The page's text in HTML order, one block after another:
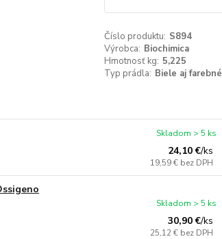
Číslo produktu: S894
Výrobca: Biochimica
Hmotnosť kg: 5,225
Typ prádla: Biele aj farebné
24,10 €/ks
19,59 € bez DPH
Skladom > 5 ks
30,90 €/ks
25,12 € bez DPH
Skladom > 5 ks